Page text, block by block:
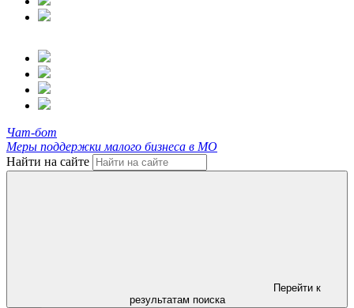
Чат-бот
Меры поддержки малого бизнеса в МО
Найти на сайте
Перейти к
результатам поиска